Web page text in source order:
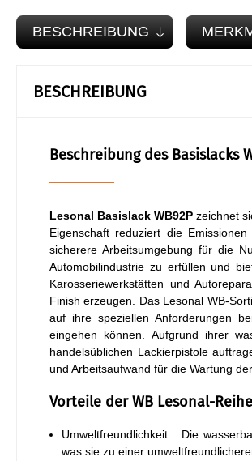
BESCHREIBUNG
BESCHREIBUNG
Beschreibung des Basislacks
Lesonal Basislack WB92P zeichnet
Eigenschaft reduziert die
sicherere Arbeitsumgebung für die
Automobilindustrie zu erfüllen und
Karosseriewerkstätten und
Finish erzeugen. Das Lesonal WB-
auf ihre speziellen Anforderungen
eingehen können. Aufgrund ihrer
handelsüblichen Lackierpistole
und Arbeitsaufwand für die Wartung
Vorteile der WB Lesonal-Reihe
Umweltfreundlichkeit : Die
was sie zu einer